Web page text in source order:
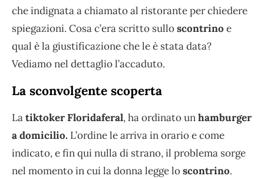
che indignata a chiamato al ristorante per chiedere
spiegazioni. Cosa c’era scritto sulloscontrino e
qual è la giustificazione che le è stata data?
Vediamo nel dettaglio l’accaduto.
La sconvolgente scoperta
LatiktokerFloridaferal, ha ordinato unhamburger
a domicilio. L’ordine le arriva in orario e come
indicato, e fin qui nulla di strano, il problema sorge
nel momento in cui la donna legge loscontrino.